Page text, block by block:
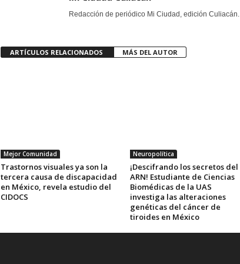
Redacción de periódico Mi Ciudad, edición Culiacán.
ARTÍCULOS RELACIONADOS MÁS DEL AUTOR
Mejor Comunidad
Trastornos visuales ya son la
tercera causa de discapacidad
en México, revela estudio del
CIDOCS
Neuropolítica
¡Descifrando los secretos del
ARN! Estudiante de Ciencias
Biomédicas de la UAS
investiga las alteraciones
genéticas del cáncer de
tiroides en México